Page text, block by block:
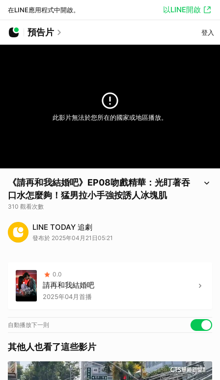
在LINE應用程式中開啟。 以LINE開啟
預告片 登入
此影片無法於您所在的國家或地區播放。
《請再和我結婚吧》EP08吻戲精華：光盯著吞
口水怎麼夠！猛男拉小手強按誘人冰塊肌
310 觀看次數
影片由 LINE TV 提供
LINE TODAY 追劇
發布於 2025年04月21日05:21
0.0
請再和我結婚吧
2025年04月首播
自動播放下一則
其他人也看了這些影片